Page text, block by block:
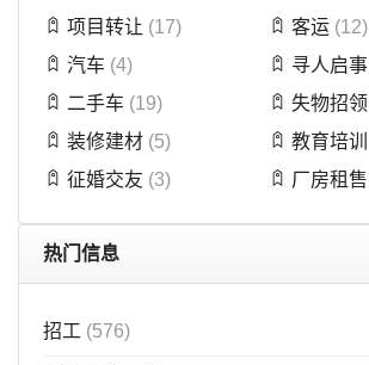
项目转让 (17) 客运 (12)
汽车 (4) 寻人启事
二手车 (19) 失物招领
装修建材 (5) 教育培训
征婚交友 (3) 厂房租售
热门信息
招工 (576)